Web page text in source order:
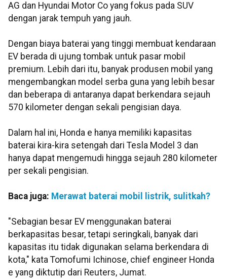
AG dan Hyundai Motor Co yang fokus pada SUV
dengan jarak tempuh yang jauh.
Dengan biaya baterai yang tinggi membuat kendaraan
EV berada di ujung tombak untuk pasar mobil
premium. Lebih dari itu, banyak produsen mobil yang
mengembangkan model serba guna yang lebih besar
dan beberapa di antaranya dapat berkendara sejauh
570 kilometer dengan sekali pengisian daya.
Dalam hal ini, Honda e hanya memiliki kapasitas
baterai kira-kira setengah dari Tesla Model 3 dan
hanya dapat mengemudi hingga sejauh 280 kilometer
per sekali pengisian.
Baca juga: Merawat baterai mobil listrik, sulitkah?
"Sebagian besar EV menggunakan baterai
berkapasitas besar, tetapi seringkali, banyak dari
kapasitas itu tidak digunakan selama berkendara di
kota," kata Tomofumi Ichinose, chief engineer Honda
e yang diktutip dari Reuters, Jumat.